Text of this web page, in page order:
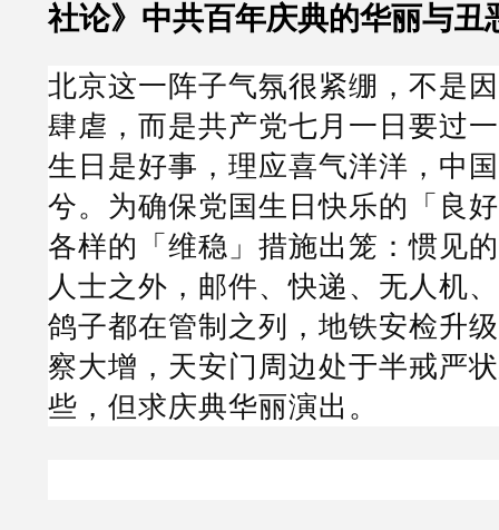
社论》中共百年庆典的华丽与丑
北京这一阵子气氛很紧绷，不是
肆虐，而是共产党七月一日要过
生日是好事，理应喜气洋洋，中
兮。为确保党国生日快乐的「良
各样的「维稳」措施出笼：惯见
人士之外，邮件、快递、无人机
鸽子都在管制之列，地铁安检升
察大增，天安门周边处于半戒严
些，但求庆典华丽演出。